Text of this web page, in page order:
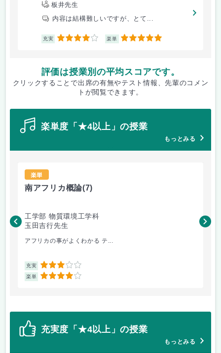
板井先生
内容は結構難しいですが、とて...
充実 4 楽単 5
評価は授業別の平均スコアです。
クリックすることで出席の有無やテスト情報、先輩のコメン
トが閲覧できます。
楽単度「★4以上」の授業
もっとみる
楽単
南アフリカ概論(7)
工学部 物質環境工学科
玉田吉行先生
アフリカの事がよくわかる テ...
充実 3
楽単 4
新
充実度「★4以上」の授業
もっとみる